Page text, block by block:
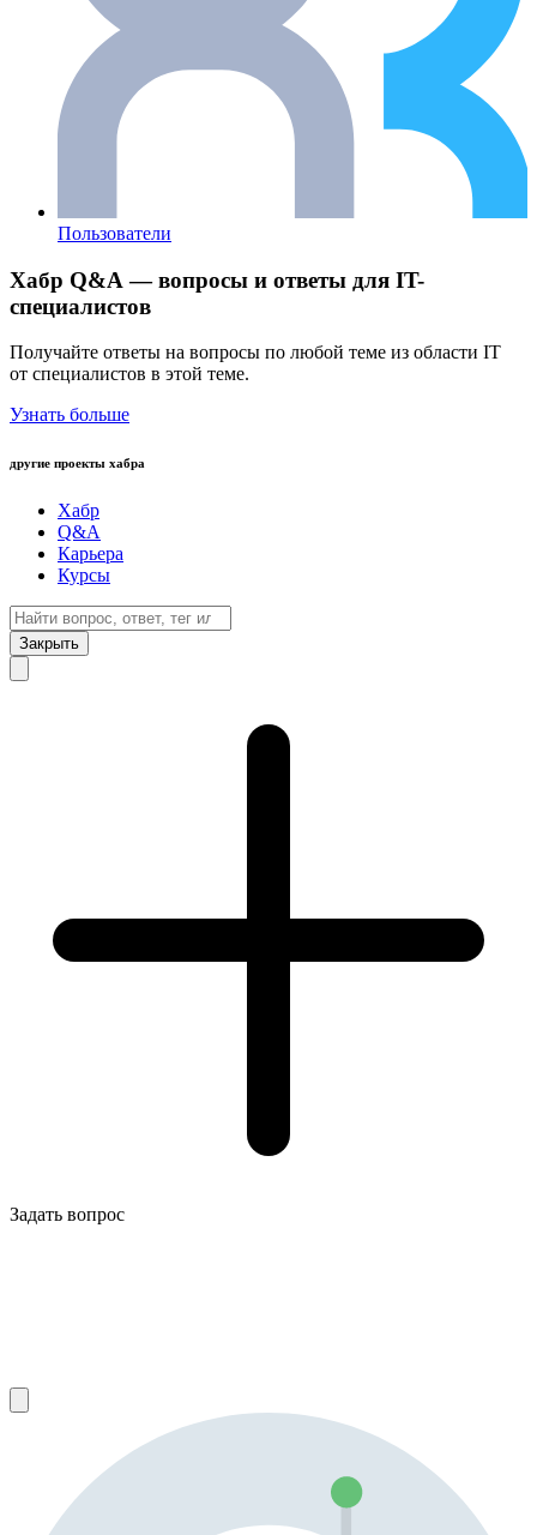
Пользователи
Хабр Q&A — вопросы и ответы для IT-
специалистов
Получайте ответы на вопросы по любой теме из области IT
от специалистов в этой теме.
Узнать больше
другие проекты хабра
Хабр
Q&A
Карьера
Курсы
Закрыть
Задать вопрос